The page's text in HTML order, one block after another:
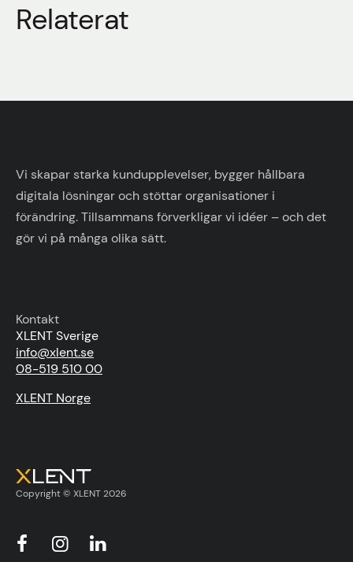
Relaterat
Vi skapar starka kundupplevelser, bygger hållbara
digitala lösningar och stöttar organisationer i
förändring. Tillsammans förverkligar vi idéer – och det
gör vi på många olika sätt.
Kontakt
XLENT Sverige
info@xlent.se
08-519 510 00
XLENT Norge
Copyright © XLENT 2026